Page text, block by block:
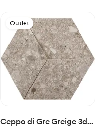
Outlet
Ceppo di Gre Greige 3d